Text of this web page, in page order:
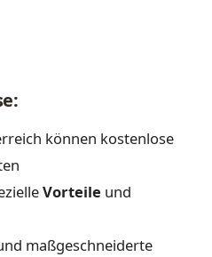
können kostenlose
Vorteile und
maßgeschneiderte